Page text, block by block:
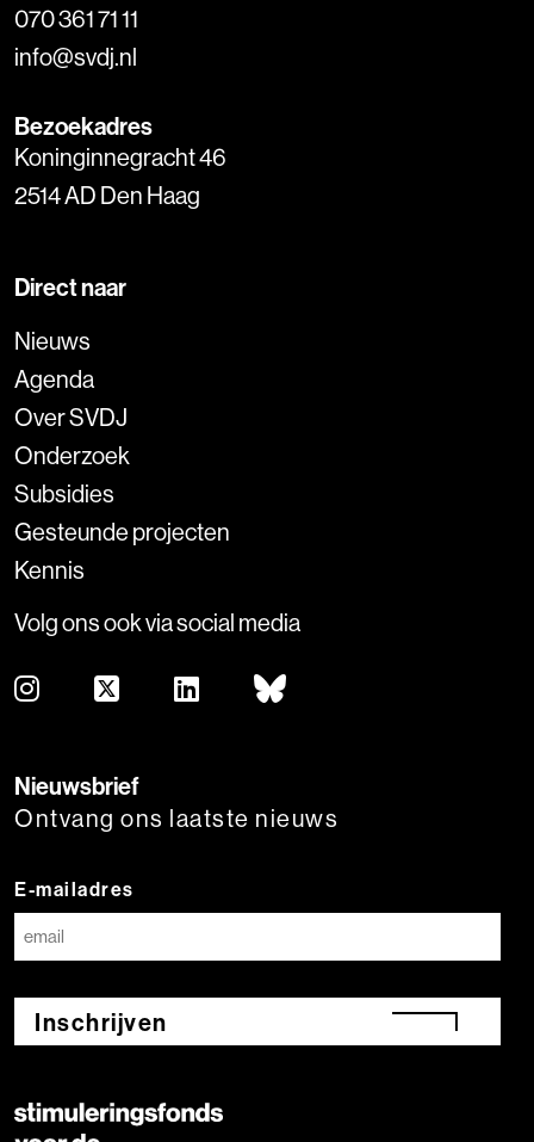
070 361 71 11
info@svdj.nl
Bezoekadres
Koninginnegracht 46
2514 AD Den Haag
Direct naar
Nieuws
Agenda
Over SVDJ
Onderzoek
Subsidies
Gesteunde projecten
Kennis
Volg ons ook via social media
Nieuwsbrief
Ontvang ons laatste nieuws
E-mailadres
Inschrijven